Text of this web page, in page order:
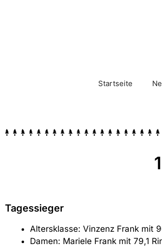
Startseite
Tagessieger
Altersklasse: Vinzenz Frank mit
Damen: Mariele Frank mit 79,1